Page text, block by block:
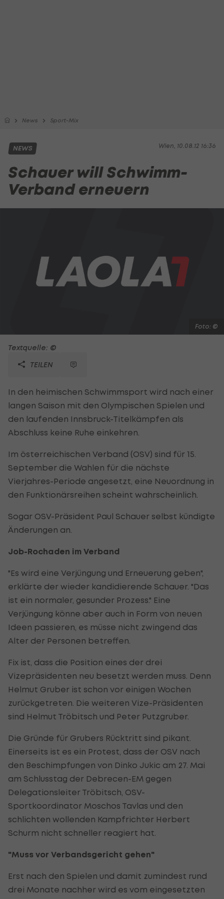
News Sport-Mix
Wien, 10.08.12 16:36
NEWS
Schauer will Schwimm-
Verband erneuern
Foto: ©
Textquelle: ©
TEILEN
In den heimischen Schwimmsport wird nach einer
langen Saison mit den Olympischen Spielen und
den laufenden Innsbruck-Titelkämpfen als
Abschluss keine Ruhe einkehren.
Im österreichischen Verband (OSV) sind für 15.
September die Wahlen für die nächste
Vierjahres-Periode angesetzt, eine Neuordnung in
den Funktionärsreihen scheint wahrscheinlich.
Sogar OSV-Präsident Paul Schauer selbst kündigte
Änderungen an.
Job-Rochaden im Verband
"Es wird eine Verjüngung und Erneuerung geben",
erklärte der wieder kandidierende Schauer. "Das
ist ein normaler, gesunder Prozess." Eine
Verjüngung könne aber auch in Form von neuen
Ideen passieren, es müsse nicht zwingend das
Alter der Personen betreffen.
Fix ist, dass die Position eines der drei
Vizepräsidenten neu besetzt werden muss. Denn
Helmut Gruber ist schon vor einigen Wochen
zurückgetreten. Die weiteren Vize-Präsidenten
sind Helmut Tröbitsch und Peter Putzgruber.
Die Gründe für Grubers Rücktritt sind pikant.
Einerseits ist es ein Protest, dass der OSV nach
den Beschimpfungen von Dinko Jukic am 27. Mai
am Schlusstag der Debrecen-EM gegen
Delegationsleiter Tröbitsch, OSV-
Sportkoordinator Moschos Tavlas und den
schlichten wollenden Kampfrichter Herbert
Schurm nicht schneller reagiert hat.
"Muss vor Verbandsgericht gehen"
Erst nach den Spielen und damit zumindest rund
drei Monate nachher wird es vom eingesetzten